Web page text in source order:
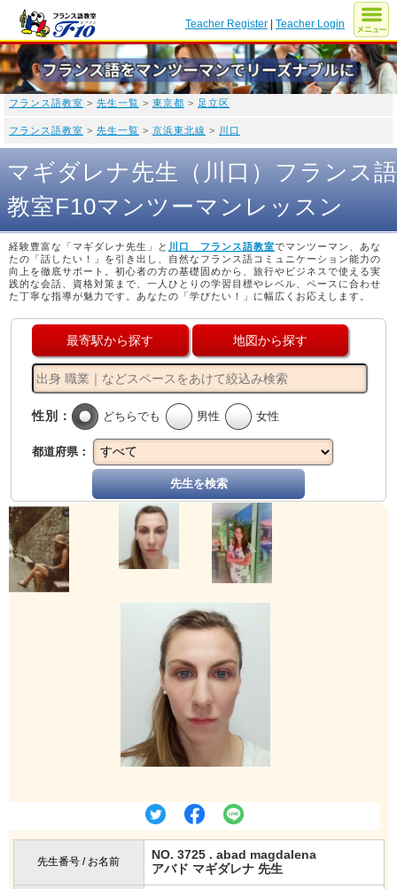
Teacher Register |Teacher Login
フランス語教室 > 先生一覧 > 東京都 > 足立区
フランス語教室 > 先生一覧 > 京浜東北線 > 川口
マギダレナ先生（川口）フランス語
教室F10マンツーマンレッスン
経験豊富な「マギダレナ先生」と 川口 フランス語教室でマンツーマン、あな
たの「話したい！」を引き出し、自然なフランス語コミュニケーション能力の
向上を徹底サポート。初心者の方の基礎固めから、旅行やビジネスで使える実
践的な会話、資格対策まで、一人ひとりの学習目標やレベル、ペースに合わせ
た丁寧な指導が魅力です。あなたの「学びたい！」に幅広くお応えします。
最寄駅から探す 地図から探す
性別： どちらでも 男性 女性
都道府県：
先生を検索
先生番号 / お名前
NO. 3725 . abad magdalena
アバド マギダレナ 先生